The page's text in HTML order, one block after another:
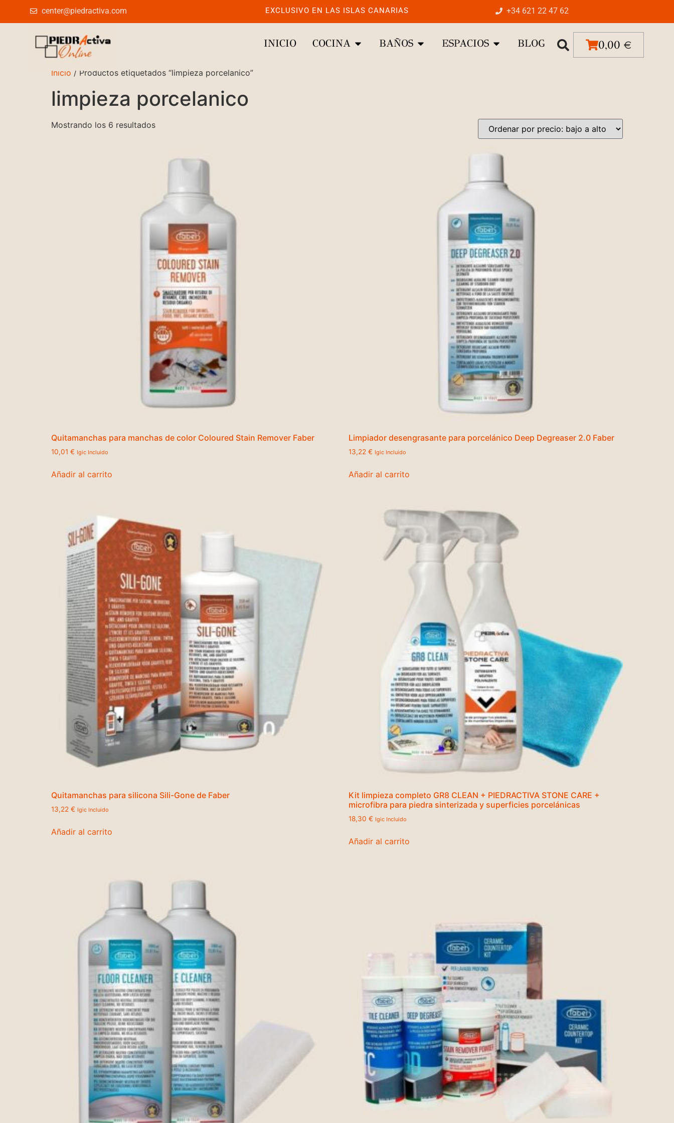
center@piedractiva.com EXCLUSIVO EN LAS ISLAS CANARIAS +34 621 22 47 62
INICIO COCINA BAÑOS ESPACIOS BLOG 0,00 €
Inicio / Productos etiquetados “limpieza porcelanico”
limpieza porcelanico
Mostrando los 6 resultados
Quitamanchas para manchas de color Coloured Stain Remover Faber
10,01 € Igic Incluido
Añadir al carrito
Limpiador desengrasante para porcelánico Deep Degreaser 2.0 Faber
13,22 € Igic Incluido
Añadir al carrito
Quitamanchas para silicona Sili-Gone de Faber
13,22 € Igic Incluido
Añadir al carrito
Kit limpieza completo GR8 CLEAN + PIEDRACTIVA STONE CARE +
microfibra para piedra sinterizada y superficies porcelánicas
18,30 € Igic Incluido
Añadir al carrito